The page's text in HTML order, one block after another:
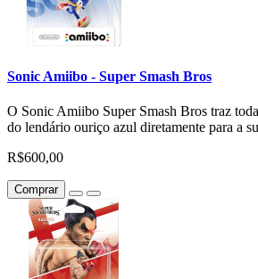
Sonic Amiibo - Super Smash Bros
O Sonic Amiibo Super Smash Bros traz
do lendário ouriço azul diretamente para a
R$600,00
Comprar